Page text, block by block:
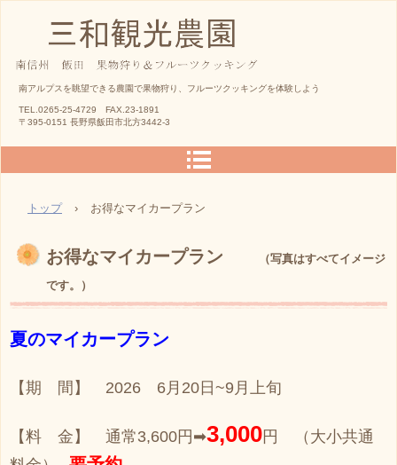
三和観光農園
南アルプスを眺望できる農園で果物狩り、フルーツクッキングを体験しよう
TEL.0265-25-4729 FAX.23-1891
〒395-0151 長野県飯田市北方3442-3
トップ › お得なマイカープラン
お得なマイカープラン
（写真はすべてイメージ
です。）
夏のマイカープラン
【期 間】 2026 6月20日~9月上旬
【料 金】 通常3,600円➡3,000円 （大小共通